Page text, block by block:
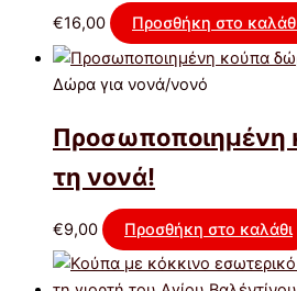
€16,00 Προσθήκη στο
Δώρα για νονά/νονό
Προσωποποιημένη
τη νονά!
€9,00 Προσθήκη στο καλάθι